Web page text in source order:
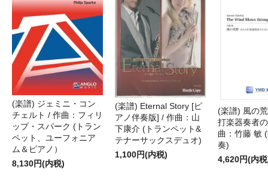
(楽譜) ジェミニ・コン
チェルト / 作曲：フィリ
ップ・スパーク (トラン
ペット、ユーフォニア
ム＆ピアノ）
8,130円(内税)
(楽譜) Eternal Story [ピ
アノ伴奏版] / 作曲：山
下康介 (トランペット&
テナーサックスデュオ)
1,100円(内税)
(楽譜) 風の
打楽器奏者
曲：竹藤 敏
奏)
4,620円(内